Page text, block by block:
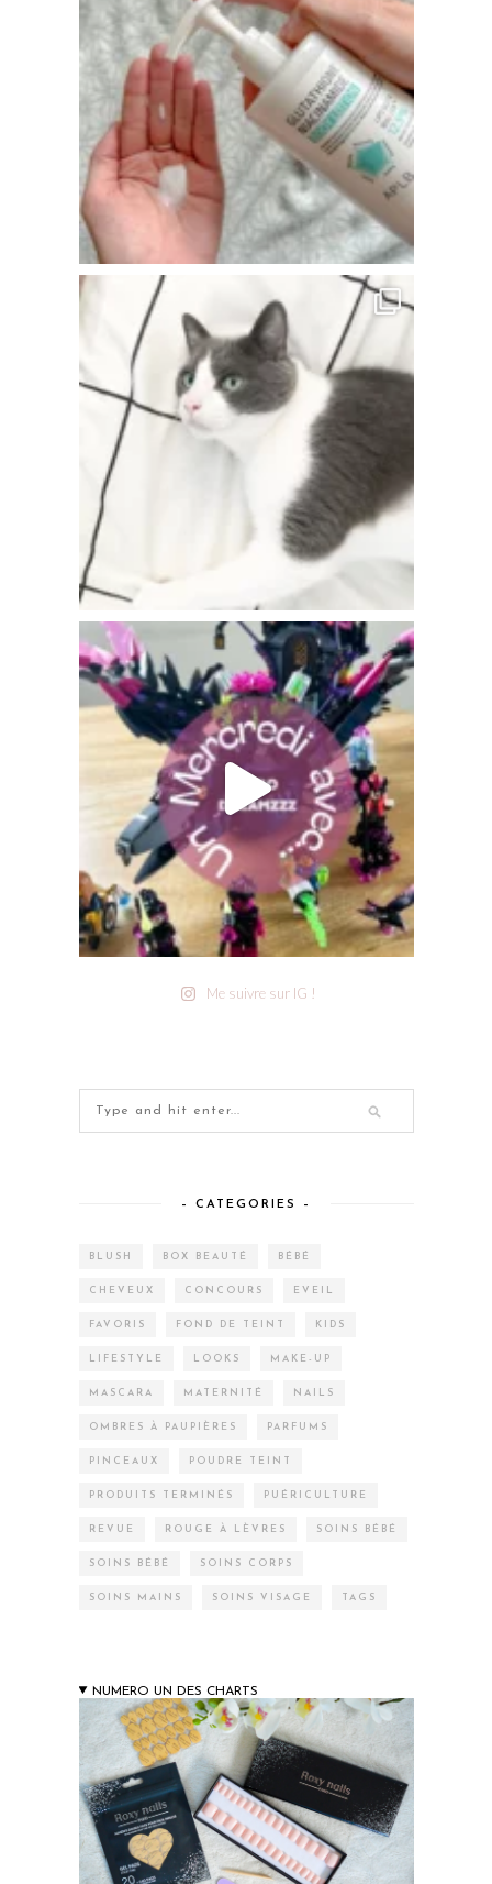
Me suivre sur IG !
– CATEGORIES –
BLUSH BOX BEAUTÉ BÉBÉ
CHEVEUX CONCOURS EVEIL
FAVORIS FOND DE TEINT KIDS
LIFESTYLE LOOKS MAKE-UP
MASCARA MATERNITÉ NAILS
OMBRES À PAUPIÈRES PARFUMS
PINCEAUX POUDRE TEINT
PRODUITS TERMINÉS PUÉRICULTURE
REVUE ROUGE À LÈVRES SOINS BÉBÉ
SOINS BÉBÉ SOINS CORPS
SOINS MAINS SOINS VISAGE TAGS
NUMERO UN DES CHARTS